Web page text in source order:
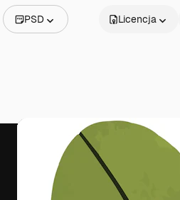
PSD
Filmy
Ruchome grafiki
Szablony wideo
Modele 3D
Licencja